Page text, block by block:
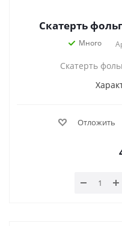
Скатерть
Много
Скатерть
Отложить